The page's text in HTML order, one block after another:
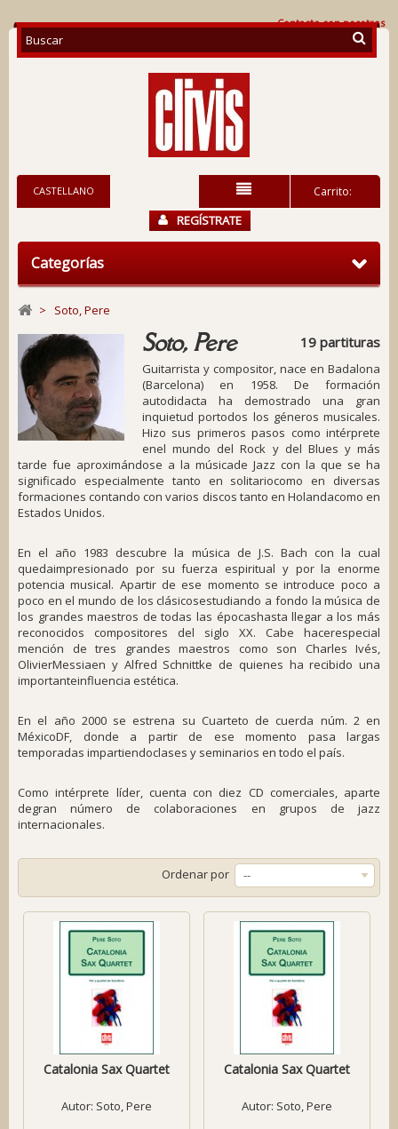
Contacte con nosotros
Carrito:
CASTELLANO
REGÍSTRATE
Categorías
> Soto, Pere
Soto, Pere 19 partituras
Guitarrista y compositor, nace en Badalona
(Barcelona) en 1958. De formación
autodidacta ha demostrado una gran
inquietud portodos los géneros musicales.
Hizo sus primeros pasos como intérprete
enel mundo del Rock y del Blues y más
tarde fue aproximándose a la músicade Jazz con la que se ha
significado especialmente tanto en solitariocomo en diversas
formaciones contando con varios discos tanto en Holandacomo en
Estados Unidos.
En el año 1983 descubre la música de J.S. Bach con la cual
quedaimpresionado por su fuerza espiritual y por la enorme
potencia musical. Apartir de ese momento se introduce poco a
poco en el mundo de los clásicosestudiando a fondo la música de
los grandes maestros de todas las épocashasta llegar a los más
reconocidos compositores del siglo XX. Cabe hacerespecial
mención de tres grandes maestros como son Charles Ivés,
OlivierMessiaen y Alfred Schnittke de quienes ha recibido una
importanteinfluencia estética.
En el año 2000 se estrena su Cuarteto de cuerda núm. 2 en
MéxicoDF, donde a partir de ese momento pasa largas
temporadas impartiendoclases y seminarios en todo el país.
Como intérprete líder, cuenta con diez CD comerciales, aparte
degran número de colaboraciones en grupos de jazz
internacionales.
Ordenar por --
Catalonia Sax Quartet
Autor: Soto, Pere
Catalonia Sax Quartet
Autor: Soto, Pere